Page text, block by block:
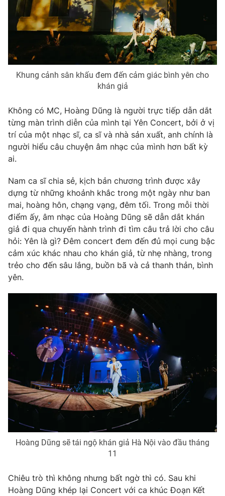
Khung cảnh sân khấu đem đến cảm giác bình yên cho
khán giả
Không có MC, Hoàng Dũng là người trực tiếp dẫn dắt
từng màn trình diễn của mình tại Yên Concert, bởi ở vị
trí của một nhạc sĩ, ca sĩ và nhà sản xuất, anh chính là
người hiểu câu chuyện âm nhạc của mình hơn bất kỳ
ai.
Nam ca sĩ chia sẻ, kịch bản chương trình được xây
dựng từ những khoảnh khắc trong một ngày như ban
mai, hoàng hôn, chạng vạng, đêm tối. Trong mỗi thời
điểm ấy, âm nhạc của Hoàng Dũng sẽ dẫn dắt khán
giả đi qua chuyến hành trình đi tìm câu trả lời cho câu
hỏi: Yên là gì? Đêm concert đem đến đủ mọi cung bậc
cảm xúc khác nhau cho khán giả, từ nhẹ nhàng, trong
trẻo cho đến sâu lắng, buồn bã và cả thanh thản, bình
yên.
Hoàng Dũng sẽ tái ngộ khán giả Hà Nội vào đầu tháng
11
Chiêu trò thì không nhưng bất ngờ thì có. Sau khi
Hoàng Dũng khép lại Concert với ca khúc Đoạn Kết